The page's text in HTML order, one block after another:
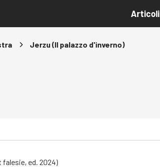
Articoli
Jerzu (Il palazzo d'inverno)
ed. 2024)